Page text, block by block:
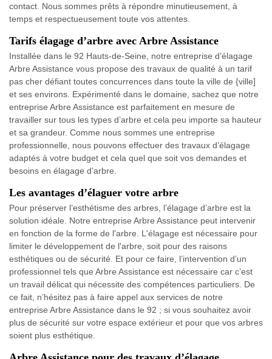
contact. Nous sommes prêts à répondre minutieusement, à
temps et respectueusement toute vos attentes.
Tarifs élagage d’arbre avec Arbre Assistance
Installée dans le 92 Hauts-de-Seine, notre entreprise d’élagage
Arbre Assistance vous propose des travaux de qualité à un tarif
pas cher défiant toutes concurrences dans toute la ville de {ville]
et ses environs. Expérimenté dans le domaine, sachez que notre
entreprise Arbre Assistance est parfaitement en mesure de
travailler sur tous les types d’arbre et cela peu importe sa hauteur
et sa grandeur. Comme nous sommes une entreprise
professionnelle, nous pouvons effectuer des travaux d’élagage
adaptés à votre budget et cela quel que soit vos demandes et
besoins en élagage d’arbre.
Les avantages d’élaguer votre arbre
Pour préserver l’esthétisme des arbres, l’élagage d’arbre est la
solution idéale. Notre entreprise Arbre Assistance peut intervenir
en fonction de la forme de l'arbre. L'élagage est nécessaire pour
limiter le développement de l'arbre, soit pour des raisons
esthétiques ou de sécurité. Et pour ce faire, l’intervention d’un
professionnel tels que Arbre Assistance est nécessaire car c’est
un travail délicat qui nécessite des compétences particuliers. De
ce fait, n’hésitez pas à faire appel aux services de notre
entreprise Arbre Assistance dans le 92 ; si vous souhaitez avoir
plus de sécurité sur votre espace extérieur et pour que vos arbres
soient plus esthétique.